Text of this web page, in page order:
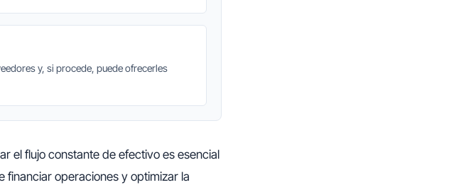
y, si procede, puede ofrecerles
el flujo constante de efectivo es esencial
financiar operaciones y optimizar la